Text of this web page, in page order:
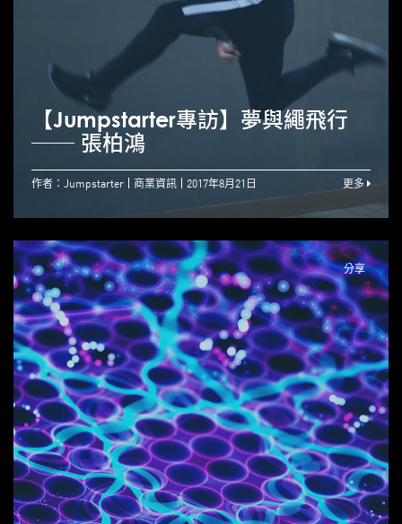
【Jumpstarter專訪】夢與繩飛行
── 張柏鴻
作者：Jumpstarter 商業資訊 2017年8月21日 更多
分享